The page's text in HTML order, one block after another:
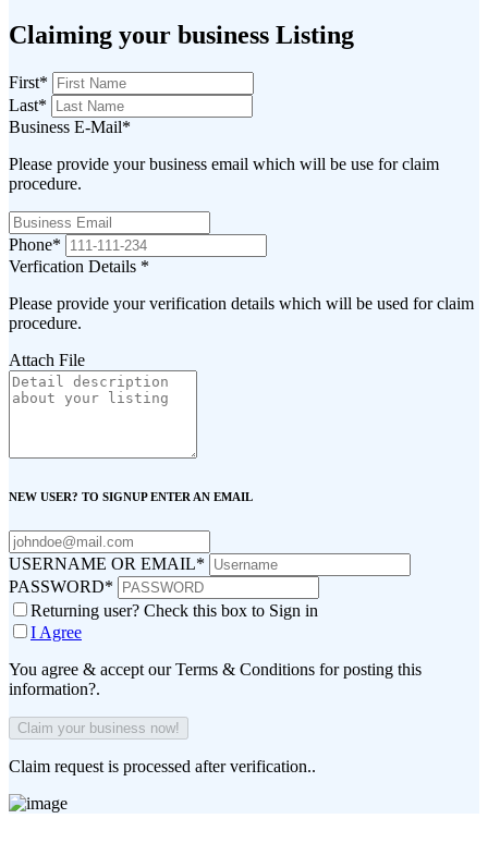
Claiming your business Listing
First*
Last*
Business E-Mail*
Please provide your business email which will be use for claim
procedure.
Phone*
Verfication Details *
Please provide your verification details which will be used for claim
procedure.
Attach File
NEW USER? TO SIGNUP ENTER AN EMAIL
USERNAME OR EMAIL*
PASSWORD*
Returning user? Check this box to Sign in
I Agree
You agree & accept our Terms & Conditions for posting this
information?.
Claim request is processed after verification..